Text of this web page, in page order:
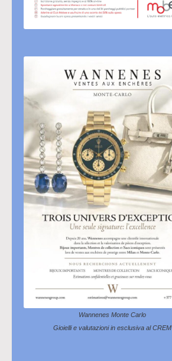
Wannenes Monte Carlo
Gioielli e valutazioni in esclusiva al CREM